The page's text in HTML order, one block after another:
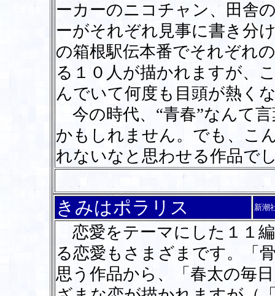
ーカーのニコチャン、田舎
ーがそれぞれ見事に書き分
の箱根駅伝本番でそれぞれ
る１０人が描かれますが、
んでいて何度も目頭が熱く
今の時代、“青春”なんて
かもしれません。でも、こ
れないなと思わせる作品で
きみはポラリス 新潮
恋愛をテーマにした１１
る恋愛もさまざまです。「
思う作品から、「春太の毎